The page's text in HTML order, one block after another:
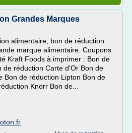
Grandes Marques
alimentaire, bon de réduction
marque alimentaire. Coupons
Kraft Foods à imprimer : Bon de
de réduction Carte d'Or Bon de
Bon de réduction Lipton Bon de
Knorr Bon de...